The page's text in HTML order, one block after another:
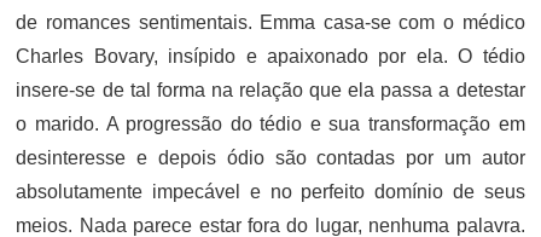
de romances sentimentais. Emma casa-se com o médico
Charles Bovary, insípido e apaixonado por ela. O tédio
insere-se de tal forma na relação que ela passa a detestar
o marido. A progressão do tédio e sua transformação em
desinteresse e depois ódio são contadas por um autor
absolutamente impecável e no perfeito domínio de seus
meios. Nada parece estar fora do lugar, nenhuma palavra.